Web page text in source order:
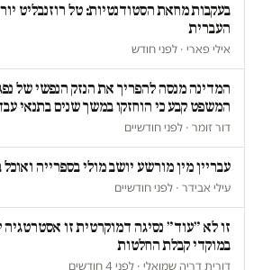
בעקבות מחאת הסטודנטיות: טל רוזנבליט
העברית
אילי פארי · לפני חודש
המדינה מנסה להפריך את הנזק הנפשי של
המשפט קבע כי הוחזקו במשך שנים בתנאי
דור זומר · לפני חודשיים
עבריין מין מורשע יושב מולי בספרייה ואוכל
עילי אבידר · לפני חודשיים
זו לא ״עוד״ נסיגה דמוקרטית זו אסטרטגיה
במוקדי קבלת החלטות
דורית דריה שמואלי · לפני 4 חודשים